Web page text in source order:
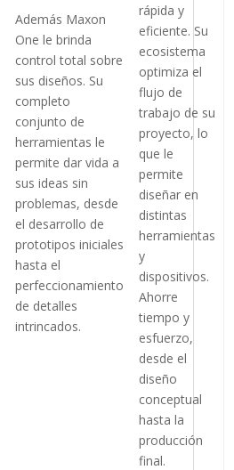
Además Maxon
One le brinda
control total sobre
sus diseños. Su
completo
conjunto de
herramientas le
permite dar vida a
sus ideas sin
problemas, desde
el desarrollo de
prototipos iniciales
hasta el
perfeccionamiento
de detalles
intrincados.
rápida y
eficiente. Su
ecosistema
optimiza el
flujo de
trabajo de su
proyecto, lo
que le
permite
diseñar en
distintas
herramientas
y
dispositivos.
Ahorre
tiempo y
esfuerzo,
desde el
diseño
conceptual
hasta la
producción
final.